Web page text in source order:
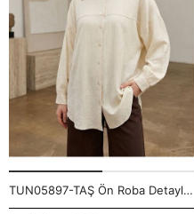
TUN05897-TAŞ Ön Roba Detaylı Tunik-Taş